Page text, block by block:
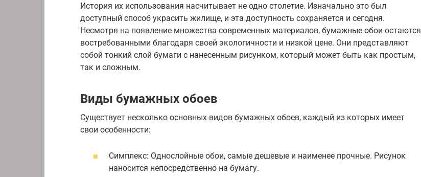
История их использования насчитывает не одно столетие. Изначально это был
доступный способ украсить жилище, и эта доступность сохраняется и сегодня.
Несмотря на появление множества современных материалов, бумажные обои остаются
востребованными благодаря своей экологичности и низкой цене. Они представляют
собой тонкий слой бумаги с нанесенным рисунком, который может быть как простым,
так и сложным.
Виды бумажных обоев
Существует несколько основных видов бумажных обоев, каждый из которых имеет
свои особенности:
Симплекс: Однослойные обои, самые дешевые и наименее прочные. Рисунок
наносится непосредственно на бумагу.